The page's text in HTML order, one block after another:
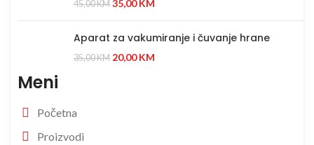
45,00KM 35,00KM
Aparat za vakumiranje i čuvanje hrane
35,00KM 20,00KM
Meni
Početna
Proizvodi